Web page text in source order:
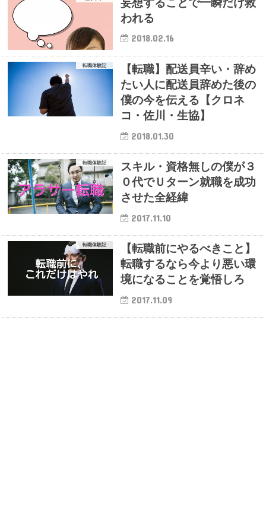
われる
2018.02.16
転職体験記
【転職】配送員辛い・辞め
たい人に配送員辞めた後の
僕の今を伝える【クロネ
コ・佐川・生協】
2018.01.30
転職体験記
スキル・資格無しの僕が３
０代でＵターン就職を成功
させた全経緯
2017.11.10
転職体験記
【転職前にやるべきこと】
転職するなら今より悪い環
境になることを覚悟しろ
2017.11.09